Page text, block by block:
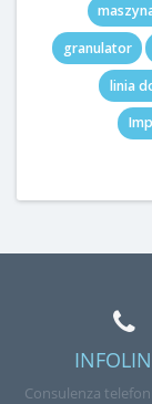
granulator
linia
Consulenza